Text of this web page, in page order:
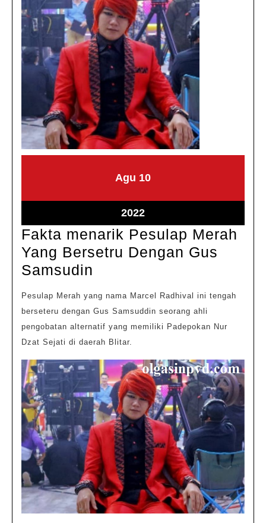
Agu Agustus
2022
10Agustus
2022Agustus
10,
Fakta menarik Pesulap Merah
Yang Bersetru Dengan Gus
Samsudin
Pesulap
Merah
Yang
Bersetru
Dengan
Gus
Samsudin
Pesulap Merah yang nama Marcel Radhival ini tengah
berseteru dengan Gus Samsuddin seorang ahli
pengobatan alternatif yang memiliki Padepokan Nur
Dzat Sejati di daerah Blitar.